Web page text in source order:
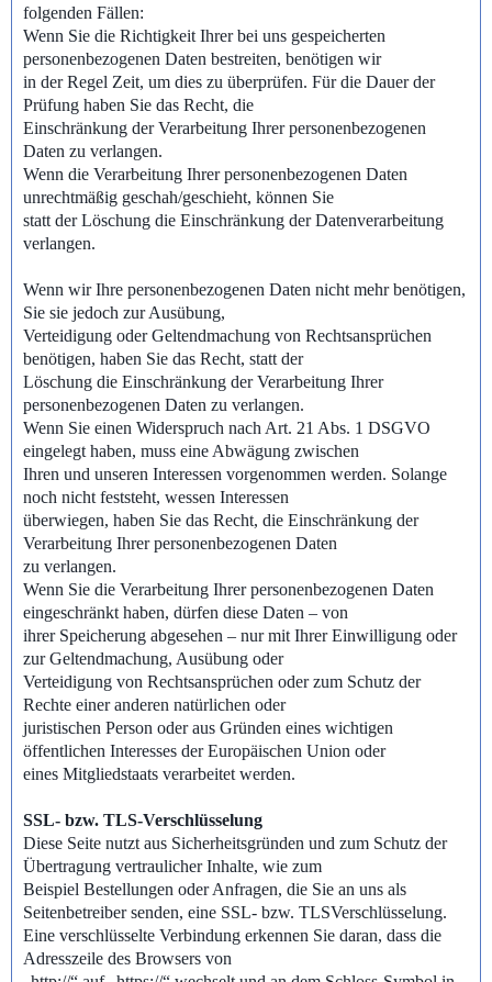
folgenden Fällen:
Wenn Sie die Richtigkeit Ihrer bei uns gespeicherten
personenbezogenen Daten bestreiten, benötigen wir
in der Regel Zeit, um dies zu überprüfen. Für die Dauer der
Prüfung haben Sie das Recht, die
Einschränkung der Verarbeitung Ihrer personenbezogenen
Daten zu verlangen.
Wenn die Verarbeitung Ihrer personenbezogenen Daten
unrechtmäßig geschah/geschieht, können Sie
statt der Löschung die Einschränkung der Datenverarbeitung
verlangen.
Wenn wir Ihre personenbezogenen Daten nicht mehr benötigen,
Sie sie jedoch zur Ausübung,
Verteidigung oder Geltendmachung von Rechtsansprüchen
benötigen, haben Sie das Recht, statt der
Löschung die Einschränkung der Verarbeitung Ihrer
personenbezogenen Daten zu verlangen.
Wenn Sie einen Widerspruch nach Art. 21 Abs. 1 DSGVO
eingelegt haben, muss eine Abwägung zwischen
Ihren und unseren Interessen vorgenommen werden. Solange
noch nicht feststeht, wessen Interessen
überwiegen, haben Sie das Recht, die Einschränkung der
Verarbeitung Ihrer personenbezogenen Daten
zu verlangen.
Wenn Sie die Verarbeitung Ihrer personenbezogenen Daten
eingeschränkt haben, dürfen diese Daten – von
ihrer Speicherung abgesehen – nur mit Ihrer Einwilligung oder
zur Geltendmachung, Ausübung oder
Verteidigung von Rechtsansprüchen oder zum Schutz der
Rechte einer anderen natürlichen oder
juristischen Person oder aus Gründen eines wichtigen
öffentlichen Interesses der Europäischen Union oder
eines Mitgliedstaats verarbeitet werden.
SSL- bzw. TLS-Verschlüsselung
Diese Seite nutzt aus Sicherheitsgründen und zum Schutz der
Übertragung vertraulicher Inhalte, wie zum
Beispiel Bestellungen oder Anfragen, die Sie an uns als
Seitenbetreiber senden, eine SSL- bzw. TLSVerschlüsselung.
Eine verschlüsselte Verbindung erkennen Sie daran, dass die
Adresszeile des Browsers von